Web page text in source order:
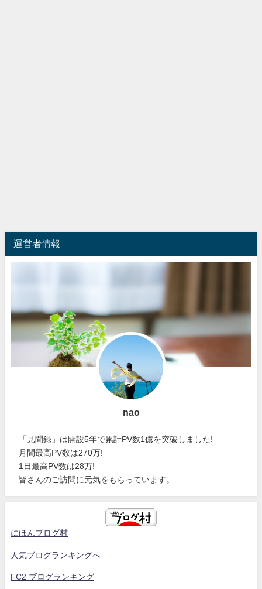
運営者情報
nao
「見聞録」は開設5年で累計PV数1億を突破しました!
月間最高PV数は270万!
1日最高PV数は28万!
皆さんのご訪問に元気をもらっています。
にほんブログ村
人気ブログランキングへ
FC2 ブログランキング